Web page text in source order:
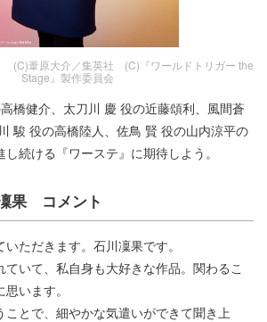
原大介／集英社 (C)『ワールドトリガー the
Stage』製作委員会
橋健介、太刀川 慶 役の近藤頌利、風間蒼
駿 役の高橋陸人、佐鳥 賢 役の山内涼平の
続ける『ワーステ』に期待しよう。
果 コメント
ただきます。石川凜果です。
いて、私自身も大好きな作品。関わるこ
います。
ことで、細やかな気遣いができて聞き上